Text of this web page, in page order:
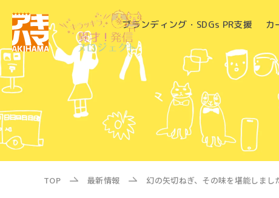
ブランディング・SDGs PR支援 カ
TOP 最新情報 幻の矢切ねぎ、その味を堪能しまし